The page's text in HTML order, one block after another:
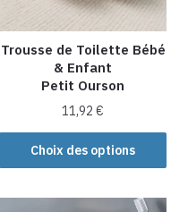
Trousse de Toilette Bébé
& Enfant
Petit Ourson
11,92€
Choix des options
Ce
produit